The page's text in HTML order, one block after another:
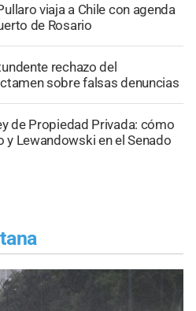
viaja a Chile con agenda
de Rosario
rechazo del
sobre falsas denuncias
de Propiedad Privada: cómo
y Lewandowski en el Senado